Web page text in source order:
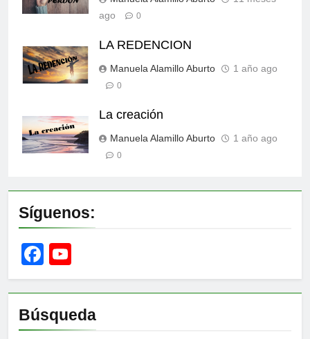
ago
0
LA REDENCION
Manuela Alamillo Aburto 1 año ago
0
La creación
Manuela Alamillo Aburto 1 año ago
0
Síguenos:
Facebook
Channel
Búsqueda